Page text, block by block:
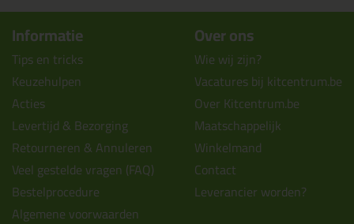
Informatie
Tips en tricks
Keuzehulpen
Acties
Levertijd & Bezorging
Retourneren & Annuleren
Veel gestelde vragen (FAQ)
Bestelprocedure
Algemene voorwaarden
Over ons
Wie wij zijn?
Vacatures bij kitcentrum.be
Over Kitcentrum.be
Maatschappelijk
Winkelmand
Contact
Leverancier worden?